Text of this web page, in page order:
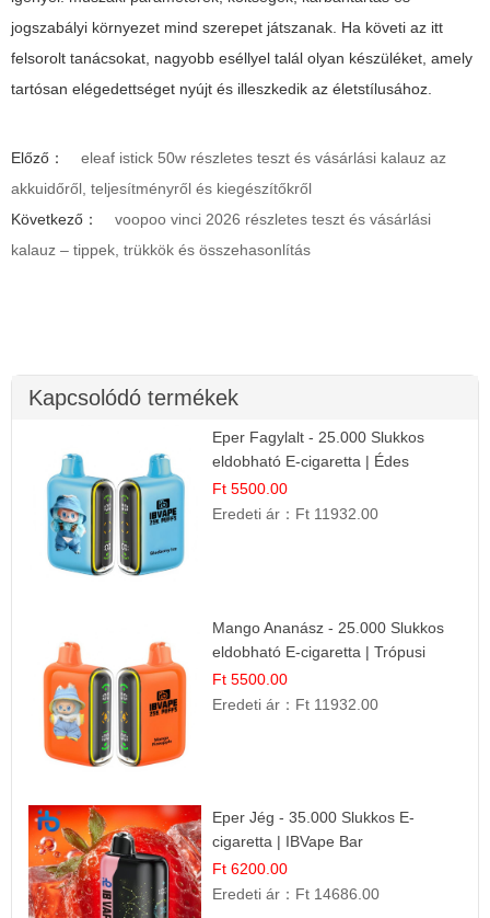
jogszabályi környezet mind szerepet játszanak. Ha követi az itt
felsorolt tanácsokat, nagyobb eséllyel talál olyan készüléket, amely
tartósan elégedettséget nyújt és illeszkedik az életstílusához.
Előző：
eleaf istick 50w részletes teszt és vásárlási kalauz az
akkuidőről, teljesítményről és kiegészítőkről
Következő：
voopoo vinci 2026 részletes teszt és vásárlási
kalauz – tippek, trükkök és összehasonlítás
Kapcsolódó termékek
Eper Fagylalt - 25.000 Slukkos
eldobható E-cigaretta | Édes
Desszert Íz
Ft 5500.00
Eredeti ár： Ft 11932.00
Mango Ananász - 25.000 Slukkos
eldobható E-cigaretta | Trópusi
Ízélmény
Ft 5500.00
Eredeti ár： Ft 11932.00
Eper Jég - 35.000 Slukkos E-
cigaretta | IBVape Bar
Ft 6200.00
Eredeti ár： Ft 14686.00